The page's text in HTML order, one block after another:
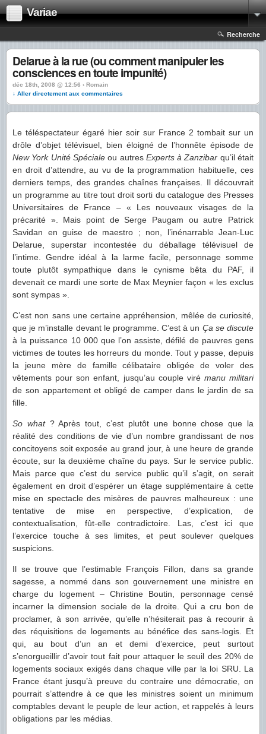
Variae
Recherche
Delarue à la rue (ou comment manipuler les
consciences en toute impunité)
déc 18th, 2008 @ 12:56 › Romain
↓ Aller directement aux commentaires
Le téléspectateur égaré hier soir sur France 2 tombait sur un
drôle d’objet télévisuel, bien éloigné de l’honnête épisode de
New York Unité Spécialeou autres Experts à Zanzibar qu’il était
en droit d’attendre, au vu de la programmation habituelle, ces
derniers temps, des grandes chaînes françaises. Il découvrait
un programme au titre tout droit sorti du catalogue des Presses
Universitaires de France – « Les nouveaux visages de la
précarité ». Mais point de Serge Paugam ou autre Patrick
Savidan en guise de maestro ; non, l’inénarrable Jean-Luc
Delarue, superstar incontestée du déballage télévisuel de
l’intime. Gendre idéal à la larme facile, personnage somme
toute plutôt sympathique dans le cynisme bêta du PAF, il
devenait ce mardi une sorte de Max Meynier façon « les exclus
sont sympas ».
C’est non sans une certaine appréhension, mêlée de curiosité,
que je m’installe devant le programme. C’est à un Ça se discute
à la puissance 10 000 que l’on assiste, défilé de pauvres gens
victimes de toutes les horreurs du monde. Tout y passe, depuis
la jeune mère de famille célibataire obligée de voler des
vêtements pour son enfant, jusqu’au couple viré manu militari
de son appartement et obligé de camper dans le jardin de sa
fille.
So what? Après tout, c’est plutôt une bonne chose que la
réalité des conditions de vie d’un nombre grandissant de nos
concitoyens soit exposée au grand jour, à une heure de grande
écoute, sur la deuxième chaîne du pays. Sur le service public.
Mais parce que c’est du service public qu’il s’agit, on serait
également en droit d’espérer un étage supplémentaire à cette
mise en spectacle des misères de pauvres malheureux : une
tentative de mise en perspective, d’explication, de
contextualisation, fût-elle contradictoire. Las, c’est ici que
l’exercice touche à ses limites, et peut soulever quelques
suspicions.
Il se trouve que l’estimable François Fillon, dans sa grande
sagesse, a nommé dans son gouvernement une ministre en
charge du logement – Christine Boutin, personnage censé
incarner la dimension sociale de la droite. Qui a cru bon de
proclamer, à son arrivée, qu’elle n’hésiterait pas à recourir à
des réquisitions de logements au bénéfice des sans-logis. Et
qui, au bout d’un an et demi d’exercice, peut surtout
s’enorgueillir d’avoir tout fait pour attaquer le seuil des 20% de
logements sociaux exigés dans chaque ville par la loi SRU. La
France étant jusqu’à preuve du contraire une démocratie, on
pourrait s’attendre à ce que les ministres soient un minimum
comptables devant le peuple de leur action, et rappelés à leurs
obligations par les médias.